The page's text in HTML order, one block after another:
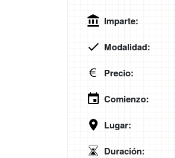
Imparte:
Modalidad:
Precio:
Comienzo:
Lugar:
Duración: